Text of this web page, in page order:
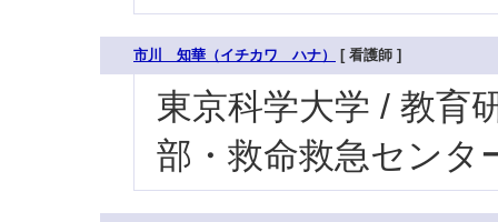
市川 知華（イチカワ ハナ） [ 看護師 ]
東京科学大学 / 教育
部・救命救急センタ